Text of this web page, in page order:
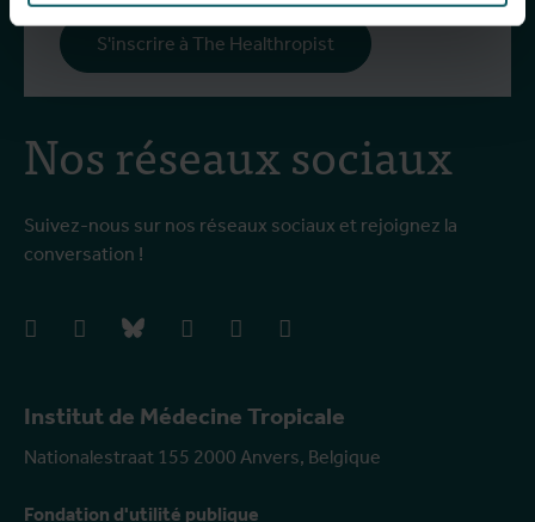
Institut de Médecine Tropicale
Nationalestraat 155 2000 Anvers, Belgique
Fondation d'utilité publique
Nos réseaux sociaux
Suivez-nous sur nos réseaux sociaux et rejoignez la
conversation !
facebookinstagrambluesky linkedIn youtube
S'inscrire à The Healthropist